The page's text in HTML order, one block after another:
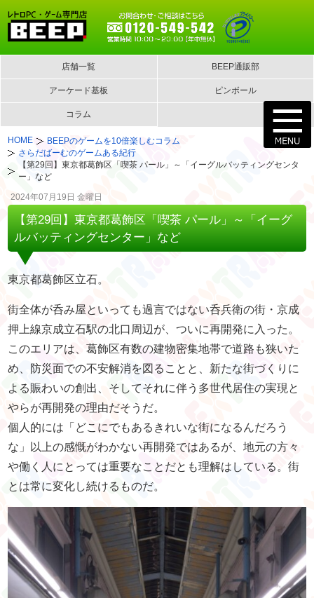
店舗一覧 BEEP通販部
アーケード基板 ピンボール
コラム
HOME
BEEPのゲームを10倍楽しむコラム
さらだばーむのゲームある紀行
【第29回】東京都葛飾区「喫茶 パール」～「イーグルバッティングセンタ
ー」など
2024年07月19日 金曜日
【第29回】東京都葛飾区「喫茶 パール」～「イーグ
ルバッティングセンター」など
東京都葛飾区立石。
街全体が呑み屋といっても過言ではない呑兵衛の街・京成
押上線京成立石駅の北口周辺が、ついに再開発に入った。
このエリアは、葛飾区有数の建物密集地帯で道路も狭いた
め、防災面での不安解消を図ることと、新たな街づくりに
よる賑わいの創出、そしてそれに伴う多世代居住の実現と
やらが再開発の理由だそうだ。
個人的には「どこにでもあるきれいな街になるんだろう
な」以上の感慨がわかない再開発ではあるが、地元の方々
や働く人にとっては重要なことだとも理解はしている。街
とは常に変化し続けるものだ。